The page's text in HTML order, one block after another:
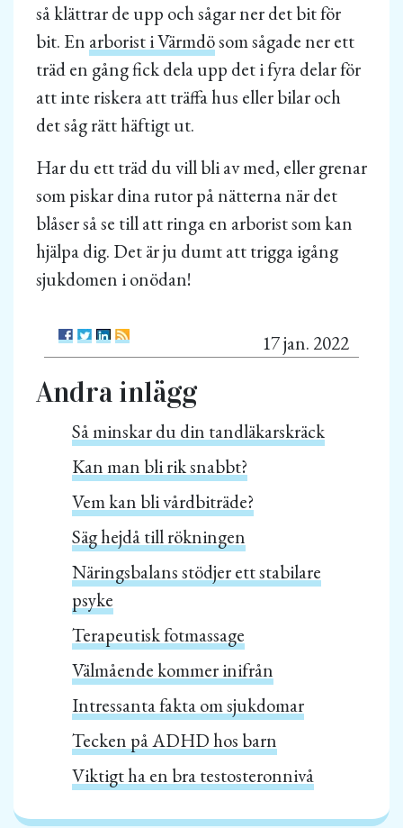
så klättrar de upp och sågar ner det bit för
bit. En arborist i Värmdösom sågade ner ett
träd en gång fick dela upp det i fyra delar för
att inte riskera att träffa hus eller bilar och
det såg rätt häftigt ut.
Har du ett träd du vill bli av med, eller grenar
som piskar dina rutor på nätterna när det
blåser så se till att ringa en arborist som kan
hjälpa dig. Det är ju dumt att trigga igång
sjukdomen i onödan!
17 jan. 2022
Andra inlägg
Så minskar du din tandläkarskräck
Kan man bli rik snabbt?
Vem kan bli vårdbiträde?
Säg hejdå till rökningen
Näringsbalans stödjer ett stabilare
psyke
Terapeutisk fotmassage
Välmående kommer inifrån
Intressanta fakta om sjukdomar
Tecken på ADHD hos barn
Viktigt ha en bra testosteronnivå